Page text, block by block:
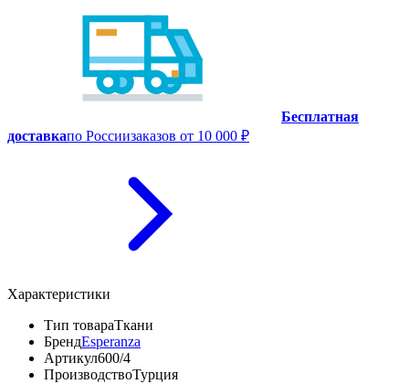
Бесплатная
доставкапо Россиизаказов от 10 000 ₽
Характеристики
Тип товараТкани
БрендEsperanza
Артикул600/4
ПроизводствоТурция